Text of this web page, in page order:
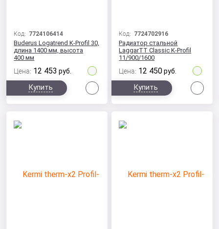
Код: 7724106414
Buderus Logatrend K-Profil 30,
длина 1400 мм, высота
400 мм
Цена: 12 453 руб.
Купить
Код: 7724702916
Радиатор стальной
LaggarTT Classic K-Profil
11/900/1600
Цена: 12 450 руб.
Купить